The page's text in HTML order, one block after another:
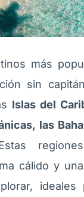
más
sin
Islas del
las
cálido y
ideales